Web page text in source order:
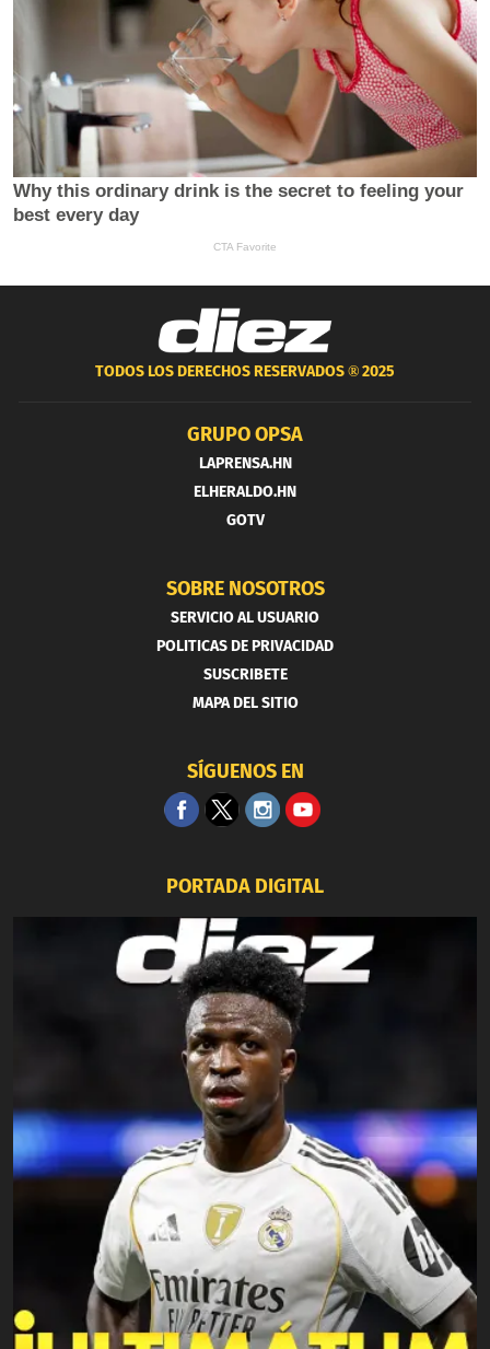
TODOS LOS DERECHOS RESERVADOS ®2025
GRUPO OPSA
LAPRENSA.HN
ELHERALDO.HN
GOTV
SOBRE NOSOTROS
SERVICIO AL USUARIO
POLITICAS DE PRIVACIDAD
SUSCRIBETE
MAPA DEL SITIO
SÍGUENOS EN
PORTADA DIGITAL